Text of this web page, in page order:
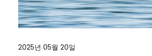
2025년 05월 20일